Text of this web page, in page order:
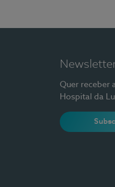
Quer receber
Hospital da